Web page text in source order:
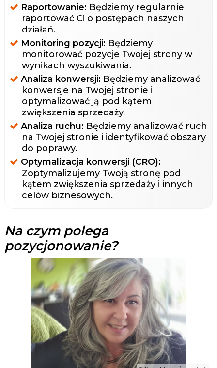
Raportowanie: Będziemy regularnie
raportować Ci o postępach naszych
działań.
Monitoring pozycji: Będziemy
monitorować pozycje Twojej strony w
wynikach wyszukiwania.
Analiza konwersji: Będziemy analizować
konwersje na Twojej stronie i
optymalizować ją pod kątem
zwiększenia sprzedaży.
Analiza ruchu: Będziemy analizować ruch
na Twojej stronie i identyfikować obszary
do poprawy.
Optymalizacja konwersji (CRO):
Zoptymalizujemy Twoją stronę pod
kątem zwiększenia sprzedaży i innych
celów biznesowych.
Na czym polega
pozycjonowanie?